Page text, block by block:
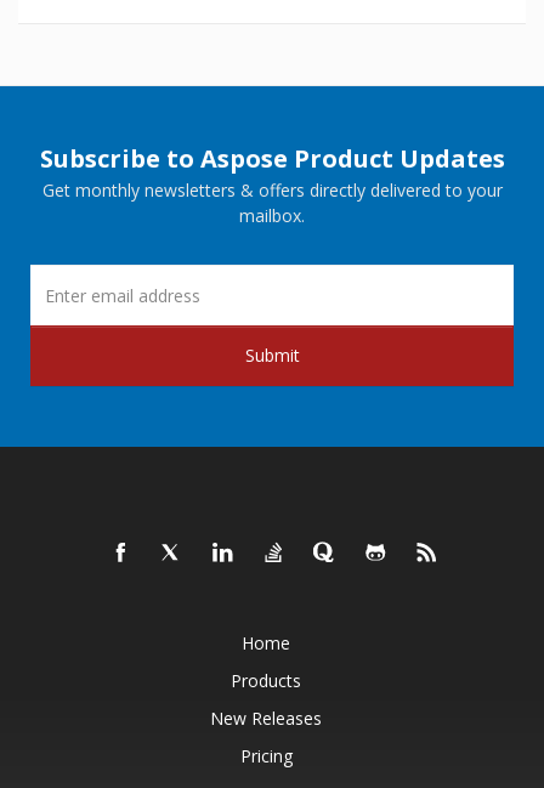
Subscribe to Aspose Product Updates
Get monthly newsletters & offers directly delivered to your
mailbox.
Submit
Home
Products
New Releases
Pricing